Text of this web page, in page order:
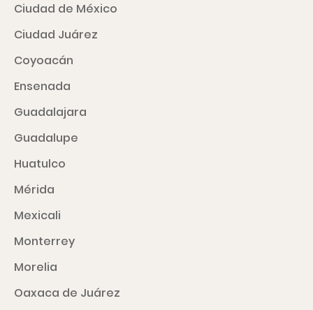
Ciudad de México
Ciudad Juárez
Coyoacán
Ensenada
Guadalajara
Guadalupe
Huatulco
Mérida
Mexicali
Monterrey
Morelia
Oaxaca de Juárez